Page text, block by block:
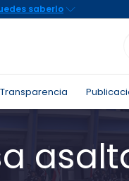
Transparencia